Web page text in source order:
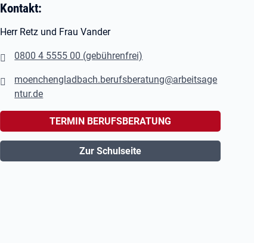
Kontakt:
Herr Retz und Frau Vander
0800 4 5555 00 (gebührenfrei)
moenchengladbach.berufsberatung@arbeitsage
ntur.de
TERMIN BERUFSBERATUNG
Zur Schulseite